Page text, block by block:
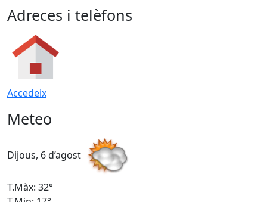
Adreces i telèfons
Accedeix
Meteo
Dijous, 6 d’agost
T.Màx: 32°